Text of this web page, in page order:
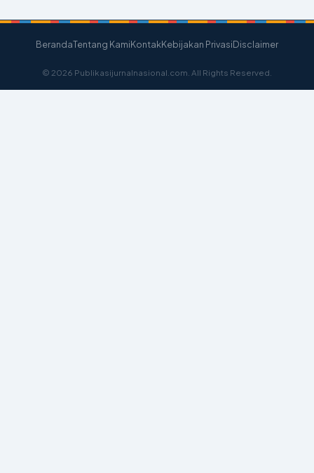
BerandaTentang KamiKontakKebijakan PrivasiDisclaimer
© 2026 Publikasijurnalnasional.com. All Rights Reserved.